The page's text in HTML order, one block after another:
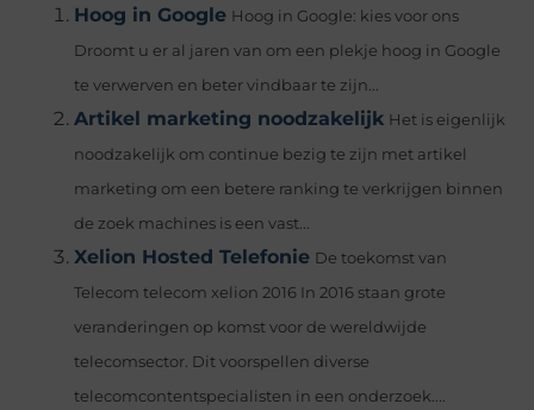
Hoog in Google Hoog in Google: kies voor ons
Droomt u er al jaren van om een plekje hoog in Google
te verwerven en beter vindbaar te zijn...
Artikel marketing noodzakelijk Het is eigenlijk
noodzakelijk om continue bezig te zijn met artikel
marketing om een betere ranking te verkrijgen binnen
de zoek machines is een vast...
Xelion Hosted Telefonie De toekomst van
Telecom telecom xelion 2016 In 2016 staan grote
veranderingen op komst voor de wereldwijde
telecomsector. Dit voorspellen diverse
telecomcontentspecialisten in een onderzoek....